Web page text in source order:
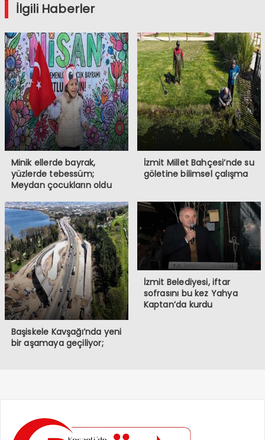
İlgili Haberler
Minik ellerde bayrak,
yüzlerde tebessüm;
Meydan çocukların oldu
İzmit Millet Bahçesi’nde su
göletine bilimsel çalışma
Başiskele Kavşağı’nda yeni
bir aşamaya geçiliyor;
İzmit Belediyesi, iftar
sofrasını bu kez Yahya
Kaptan’da kurdu